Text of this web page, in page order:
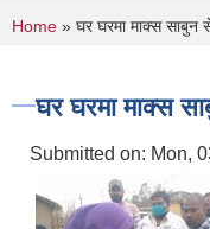
You are
Home » घर घरमा माक्स साबुन
घर घरमा माक्स
Submitted on: Mon,